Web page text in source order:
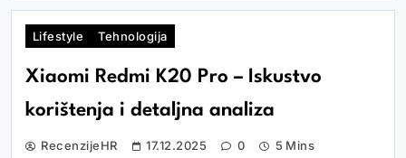
Lifestyle Tehnologija
Xiaomi Redmi K20 Pro – Iskustvo
korištenja i detaljna analiza
RecenzijeHR 17.12.2025 0 5 Mins